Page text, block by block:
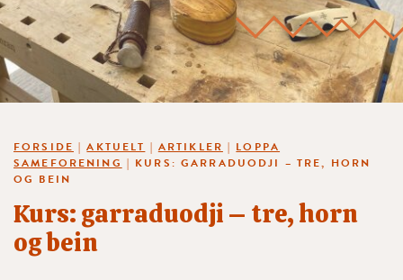
FORSIDE |AKTUELT | ARTIKLER | LOPPA
SAMEFORENING | KURS: GARRADUODJI – TRE, HORN
OG BEIN
Kurs: garraduodji – tre, horn
og bein